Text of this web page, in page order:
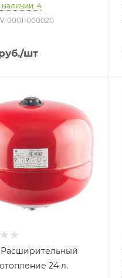
наличии: 4
0001-000020
/шт
литров
бака
бака
срок
Расширительный
24 л.